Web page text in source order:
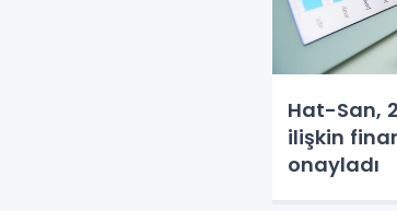
Hat-San,
ilişkin
onayladı